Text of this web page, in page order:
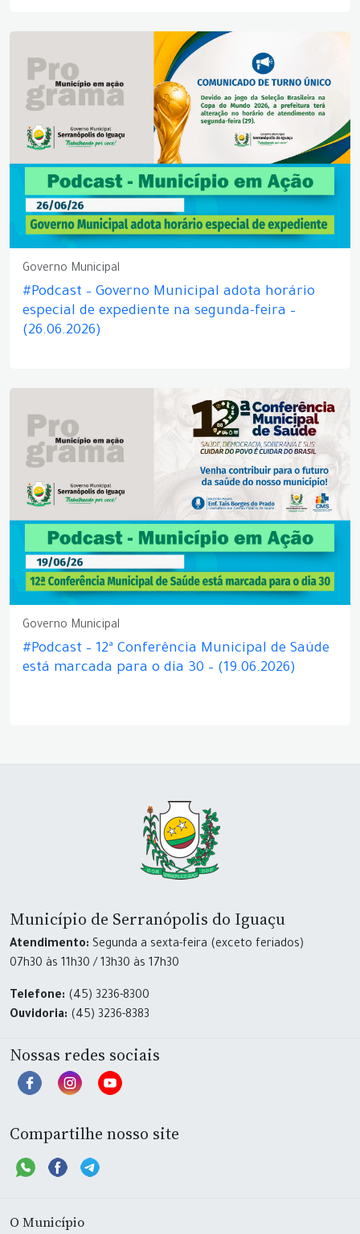
Governo Municipal
#Podcast – Governo Municipal adota horário
especial de expediente na segunda-feira –
(26.06.2026)
Governo Municipal
#Podcast – 12ª Conferência Municipal de Saúde
está marcada para o dia 30 – (19.06.2026)
Município de Serranópolis do Iguaçu
Atendimento: Segunda a sexta-feira (exceto feriados)
07h30 às 11h30 / 13h30 às 17h30
Telefone: (45) 3236-8300
Ouvidoria: (45) 3236-8383
Nossas redes sociais
Compartilhe nosso site
O Município